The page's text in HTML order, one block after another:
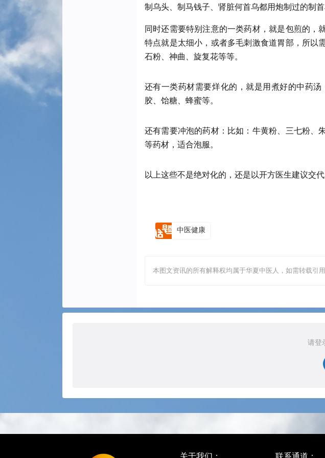
制乌头、制马钱子、肾脏何首乌都用炮制过的制
同时还需要特别注意的一类药材，就是包煎的，
特点就是太细小，或者多毛刺激食道胃部，所以
石粉、神曲、旋复花等等。
还有一类药材需要烊化的，就是用煮好的中药
胶、饴糖、蜂蜜等。
还有需要冲泡的药材：比如：牛黄粉、三七粉、
等药材，适合泡服。
以上这些不是绝对化的，还是以开方医生建议交代
中医健康
本图文资讯的所有解释权均属于华夏中医人，如需转载引
请登
关于我们： 联系通道：